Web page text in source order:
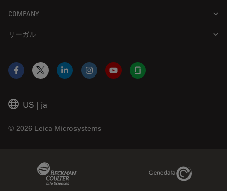
COMPANY
リーガル
US | ja
© 2026 Leica Microsystems
Facebook
X LinkedInInstagramYouTubeGlassdoor
Genedata Link